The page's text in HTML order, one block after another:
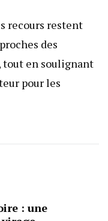
recours restent
des
en soulignant
pour les
: une